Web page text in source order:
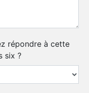
répondre à cette
six ?